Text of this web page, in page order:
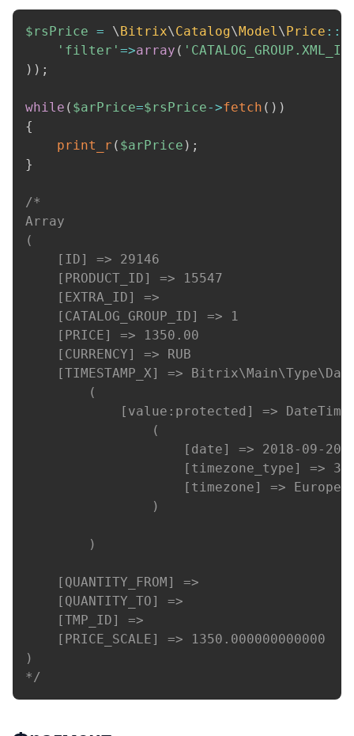
$rsPrice = \Bitrix\Catalog\Model\Price ::
'filter' =>array (
) ) ;
while ( $arPrice=$rsPrice->fetch ( ) )
{
print_r ( $arPrice ) ;
}
/*
Array
(
    [ID] => 29146
    [PRODUCT_ID] => 15547
    [EXTRA_ID] =>
    [CATALOG_GROUP_ID] => 1
    [PRICE] => 1350.00
    [CURRENCY] => RUB
[TIMESTAMP_X] =>
        (
[value:protected] => DateTime
                (
[date] => 2018-09-20
                    [timezone_type] => 3
[timezone] => Europe/
                )
        )
    [QUANTITY_FROM] =>
    [QUANTITY_TO] =>
    [TMP_ID] =>
    [PRICE_SCALE] => 1350.000000000000
)
*/